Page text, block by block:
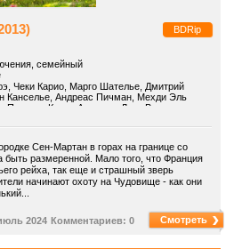
BDRip
семейный
Чеки Карио, Марго Шателье, Дмитрий
Канселье, Андреас Пичман, Мехди Эль
Пальма, Карин Адровер, Лоик Варро
Сен-Мартан в горах на границе со
быть размеренной. Мало того, что Франция
рейха, так еще и страшный зверь
начинают охоту на Чудовище - как они
2024 Комментариев: 0 Смотреть